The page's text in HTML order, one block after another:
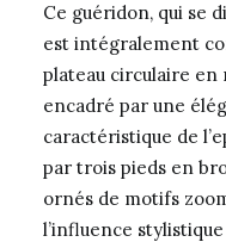
Ce guéridon, qui se
est intégralement
plateau circulaire
encadré par une
caractéristique de
par trois pieds en
ornés de motifs
l’influence